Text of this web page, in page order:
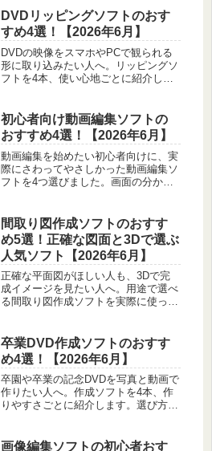
DVDリッピングソフトのおす
すめ4選！【2026年6月】
DVDの映像をスマホやPCで観られる
形に取り込みたい人へ。リッピングソ
フトを4本、使い心地ごとに紹介しま
初心者向け動画編集ソフトの
おすすめ4選！【2026年6月】
動画編集を始めたい初心者向けに、実
際にさわってやさしかった動画編集ソ
フトを4つ選びました。画面の分かり
間取り図作成ソフトのおすす
め5選！正確な図面と3Dで選ぶ
人気ソフト【2026年6月】
正確な平面図がほしい人も、3Dで完
成イメージを見たい人へ。用途で選べ
る間取り図作成ソフトを実際に使った
卒業DVD作成ソフトのおすす
め4選！【2026年6月】
卒園や卒業の記念DVDを写真と動画で
作りたい人へ。作成ソフトを4本、作
りやすさごとに紹介します。選び方や
画像編集ソフトの初心者おす